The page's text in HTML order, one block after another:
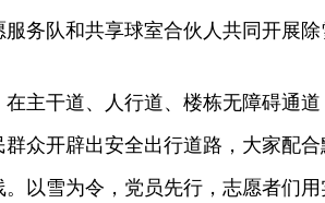
服务队和共享球室合伙人共同开展
在主干道、人行道、楼栋无障碍通
群众开辟出安全出行道路，大家配
。以雪为令，党员先行，志愿者们